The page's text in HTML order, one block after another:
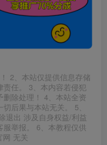
2、本站仅提供信息存储
责任。 3、本内容若侵犯
除处理！ 4、本站全资
后果与本站无关。 5、
退出 涉及自身权益/利益
举报。 6、本教程仅供
无关